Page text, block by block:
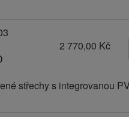
2 770,00 Kč
střechy s integrovanou